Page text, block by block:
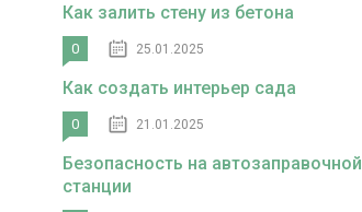
Как залить стену из бетона
0 25.01.2025
Как создать интерьер сада
0 21.01.2025
Безопасность на автозаправочной
станции